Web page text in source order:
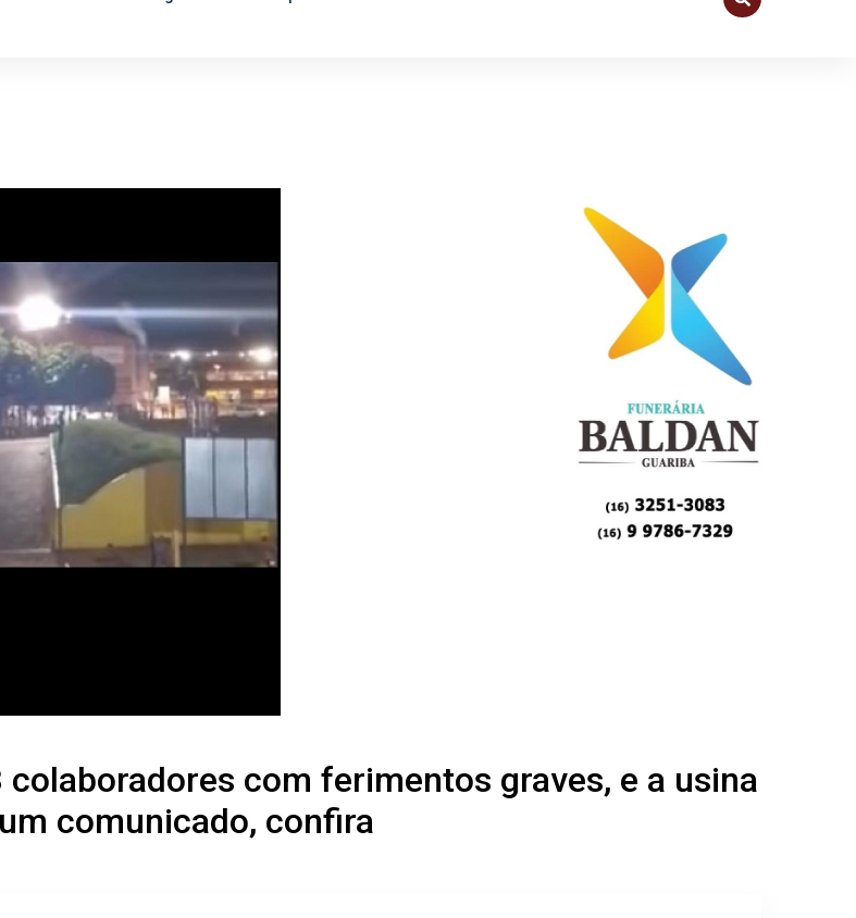
com ferimentos graves, e a usina
comunicado, confira